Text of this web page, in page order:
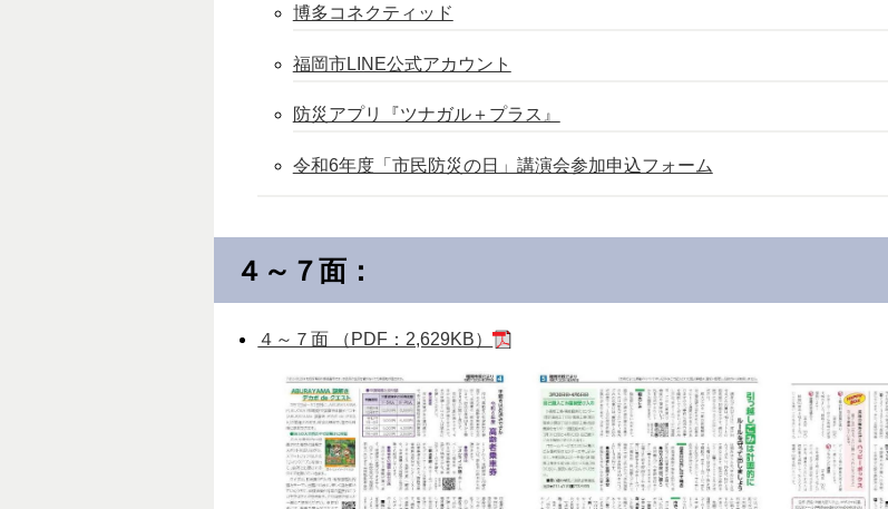
博多コネクティッド
福岡市LINE公式アカウント
防災アプリ『ツナガル＋プラス』
令和6年度「市民防災の日」講演会参加申込フォーム
４～７面：
４～７面 （PDF：2,629KB）